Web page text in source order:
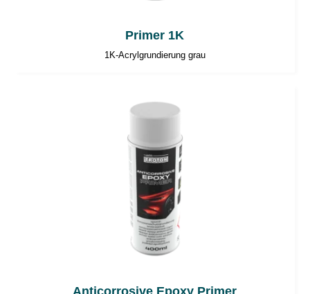
Primer 1K
1K-Acrylgrundierung grau
Anticorrosive Epoxy Primer